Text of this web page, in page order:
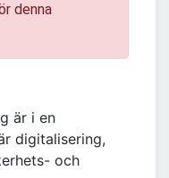
denna
är i en
digitalisering,
och